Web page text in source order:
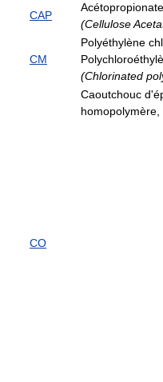
CAP
(Cellulose
CM
Polyéthylène
(Chlorinated
CO
Caoutchouc
homopolymère,